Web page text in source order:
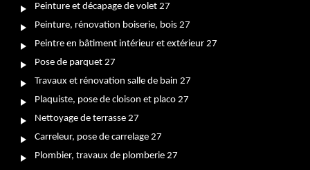
Peinture et décapage de volet 27
Peinture, rénovation boiserie, bois 27
Peintre en bâtiment intérieur et extérieur 27
Pose de parquet 27
Travaux et rénovation salle de bain 27
Plaquiste, pose de cloison et placo 27
Nettoyage de terrasse 27
Carreleur, pose de carrelage 27
Plombier, travaux de plomberie 27